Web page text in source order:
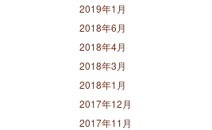
2019年1月
2018年6月
2018年4月
2018年3月
2018年1月
2017年12月
2017年11月